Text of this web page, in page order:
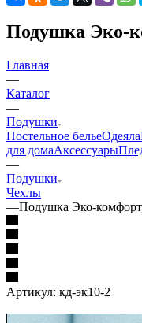
Подушка Эко-
Главная
—
Каталог
—
Подушки
Постельное бельеОдеяла
для домаАксессуары
—
Подушки
Чехлы
—Подушка Эко-
Артикул: кд-эк10-2